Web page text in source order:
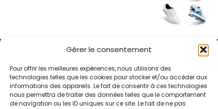
Gérer le consentement
Pour offrir les meilleures expériences, nous utilisons des
technologies telles que les cookies pour stocker et/ou accéder aux
informations des appareils. Le fait de consentir à ces technologies
nous permettra de traiter des données telles que le comportement
de navigation ou les ID uniques sur ce site. Le fait de ne pas
Alternative Média est une agence de relations presse et de
relations publiques basée à Grenoble. Depuis 1995, elle conçoit et
pilote des stratégies de visibilité en France et à l’international